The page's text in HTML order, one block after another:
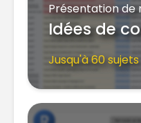
Présentation de
Idées de
Jusqu'à 60 sujets